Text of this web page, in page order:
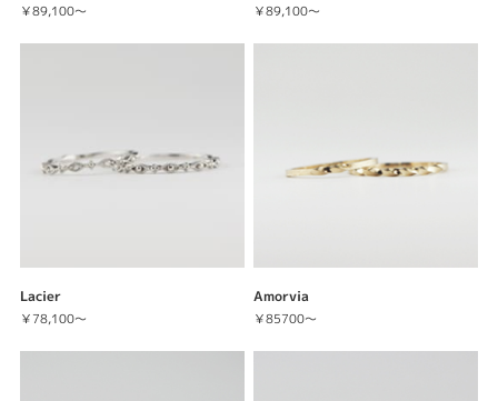
￥89,100～ ￥89,100～
Lacier
￥78,100～
Amorvia
￥85700～